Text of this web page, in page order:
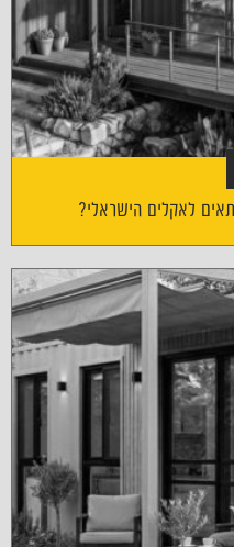
לאקלים הישראלי?